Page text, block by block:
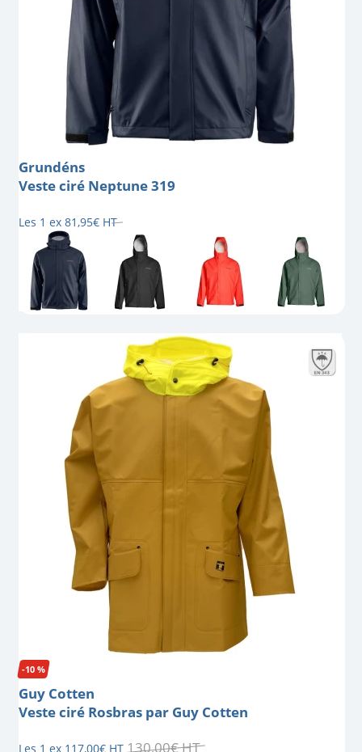
Grundéns
Veste ciré Neptune 319
Les 1 ex 81 ,95€ HT
-10 %
Guy Cotten
Veste ciré Rosbras par Guy Cotten
Les 1 ex 117,00€ HT 130,00€HT